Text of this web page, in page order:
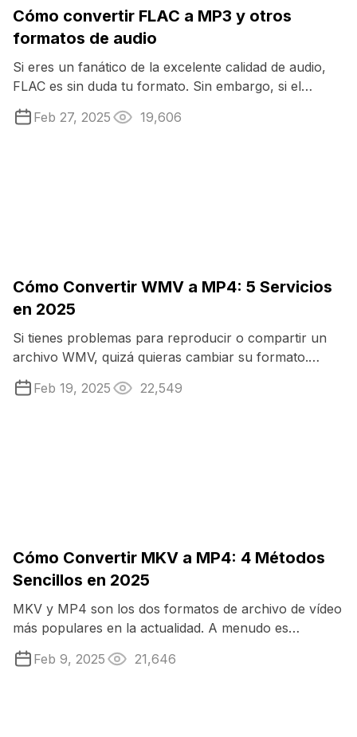
Cómo convertir FLAC a MP3 y otros
formatos de audio
Si eres un fanático de la excelente calidad de audio,
FLAC es sin duda tu formato. Sin embargo, si el
reproductor que utilizas ...
Feb 27, 2025 19,606
Cómo Convertir WMV a MP4: 5 Servicios
en 2025
Si tienes problemas para reproducir o compartir un
archivo WMV, quizá quieras cambiar su formato.
Puedes convertir tu vídeo WMV a MP4, que ...
Feb 19, 2025 22,549
Cómo Convertir MKV a MP4: 4 Métodos
Sencillos en 2025
MKV y MP4 son los dos formatos de archivo de vídeo
más populares en la actualidad. A menudo es
necesario convertir de uno a otro para ...
Feb 9, 2025 21,646